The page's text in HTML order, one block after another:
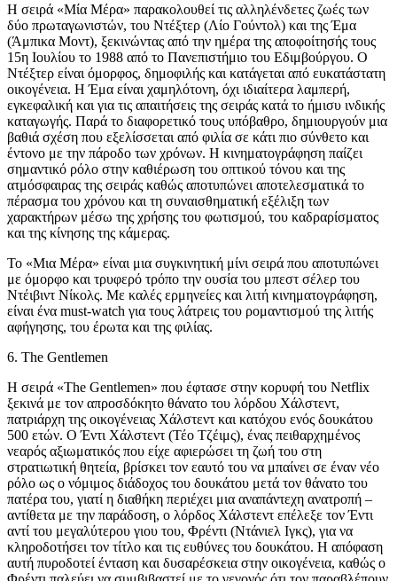
Η σειρά «Μία Μέρα» παρακολουθεί τις αλληλένδετες ζωές των
δύο πρωταγωνιστών, του Ντέξτερ (Λίο Γούντολ) και της Έμα
(Άμπικα Μοντ), ξεκινώντας από την ημέρα της αποφοίτησής τους
15η Ιουλίου το 1988 από το Πανεπιστήμιο του Εδιμβούργου. Ο
Ντέξτερ είναι όμορφος, δημοφιλής και κατάγεται από ευκατάστατη
οικογένεια. Η Έμα είναι χαμηλότονη, όχι ιδιαίτερα λαμπερή,
εγκεφαλική και για τις απαιτήσεις της σειράς κατά το ήμισυ ινδικής
καταγωγής. Παρά το διαφορετικό τους υπόβαθρο, δημιουργούν μια
βαθιά σχέση που εξελίσσεται από φιλία σε κάτι πιο σύνθετο και
έντονο με την πάροδο των χρόνων. Η κινηματογράφηση παίζει
σημαντικό ρόλο στην καθιέρωση του οπτικού τόνου και της
ατμόσφαιρας της σειράς καθώς αποτυπώνει αποτελεσματικά το
πέρασμα του χρόνου και τη συναισθηματική εξέλιξη των
χαρακτήρων μέσω της χρήσης του φωτισμού, του καδραρίσματος
και της κίνησης της κάμερας.
Το «Μια Μέρα» είναι μια συγκινητική μίνι σειρά που αποτυπώνει
με όμορφο και τρυφερό τρόπο την ουσία του μπεστ σέλερ του
Ντέιβιντ Νίκολς. Με καλές ερμηνείες και λιτή κινηματογράφηση,
είναι ένα must-watch για τους λάτρεις του ρομαντισμού της λιτής
αφήγησης, του έρωτα και της φιλίας.
6. The Gentlemen
Η σειρά «The Gentlemen» που έφτασε στην κορυφή του Netflix
ξεκινά με τον απροσδόκητο θάνατο του λόρδου Χάλστεντ,
πατριάρχη της οικογένειας Χάλστεντ και κατόχου ενός δουκάτου
500 ετών. Ο Έντι Χάλστεντ (Τέο Τζέιμς), ένας πειθαρχημένος
νεαρός αξιωματικός που είχε αφιερώσει τη ζωή του στη
στρατιωτική θητεία, βρίσκει τον εαυτό του να μπαίνει σε έναν νέο
ρόλο ως ο νόμιμος διάδοχος του δουκάτου μετά τον θάνατο του
πατέρα του, γιατί η διαθήκη περιέχει μια αναπάντεχη ανατροπή –
αντίθετα με την παράδοση, ο λόρδος Χάλστεντ επέλεξε τον Έντι
αντί του μεγαλύτερου γιου του, Φρέντι (Ντάνιελ Ιγκς), για να
κληροδοτήσει τον τίτλο και τις ευθύνες του δουκάτου. Η απόφαση
αυτή πυροδοτεί ένταση και δυσαρέσκεια στην οικογένεια, καθώς ο